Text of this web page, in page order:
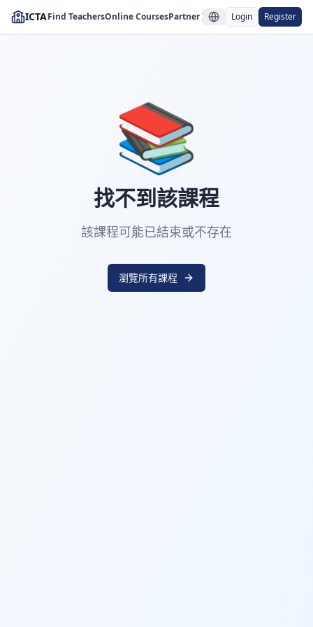
ICTAFind TeachersOnline CoursesPartner Institutions
Login Register
📚
找不到該課程
該課程可能已結束或不存在
瀏覽所有課程